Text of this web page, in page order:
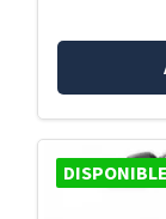
DISPONIBLE